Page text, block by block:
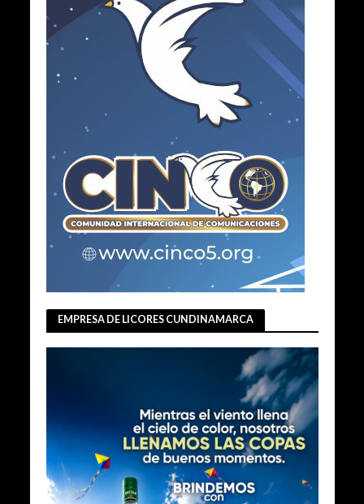
EMPRESA DE LICORES CUNDINAMARCA